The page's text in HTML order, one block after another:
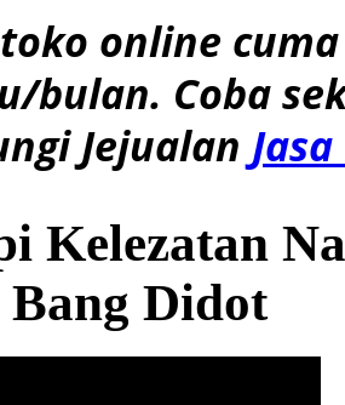
online
bulan. Coba
Jejualan
Kelezatan
Didot